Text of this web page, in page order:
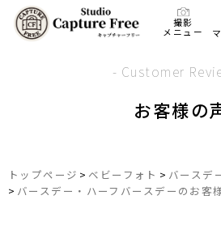
撮影
メニュー
- Customer
お客様の
トップページ > ベビーフォト > バースデ
> バースデー・ハーフバースデーのお客